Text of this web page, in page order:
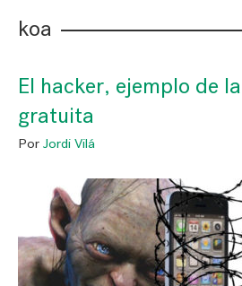
koa
El hacker, ejemplo de
gratuita
Por Jordi Vilá